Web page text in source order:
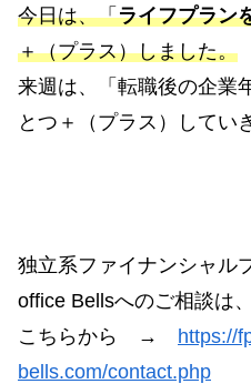
今日は、「ライフプラン
＋（プラス）しました。
来週は、「転職後の企業
とつ＋（プラス）してい
独立系ファイナンシャル
office Bellsへのご相談は、
こちらから → https://
bells.com/contact.php